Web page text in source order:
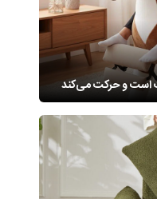
است و حرکت می‌کند